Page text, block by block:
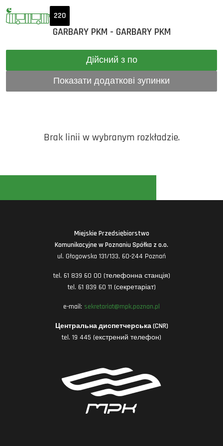
220
GARBARY PKM - GARBARY PKM
Дійсний з по
Показати додаткові зупинки
Brak linii w wybranym rozkładzie.
Miejskie Przedsiębiorstwo
Komunikacyjne w Poznaniu Spółka z o.o.
ul. Głogowska 131/133, 60-244 Poznań
tel. 61 839 60 00 (телефонна станція)
tel. 61 839 60 11 (секретаріат)
e-mail: sekretariat@mpk.poznan.pl
Центральна диспетчерська (CNR)
tel. 19 445 (екстрений телефон)